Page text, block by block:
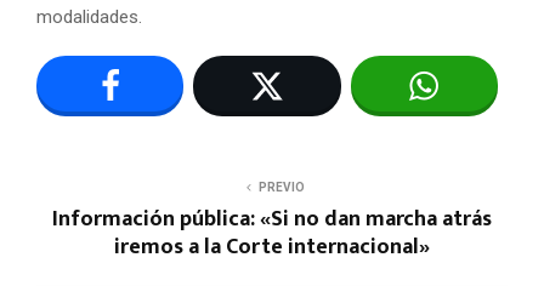
modalidades.
PREVIO
Información pública: «Si no dan marcha atrás
iremos a la Corte internacional»